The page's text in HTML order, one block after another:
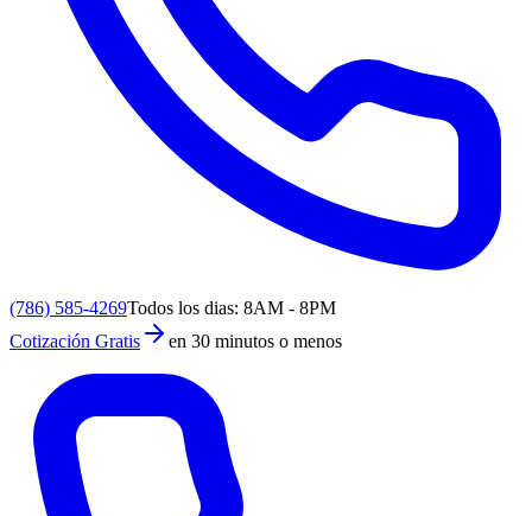
(786) 585-4269Todos los dias: 8AM - 8PM
Cotización Gratis
en 30 minutos o menos